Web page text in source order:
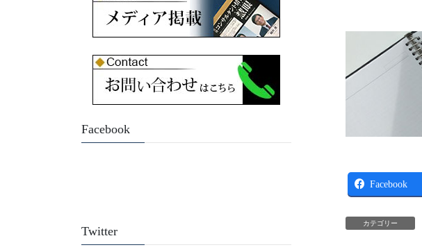
Facebook
カテゴリー
Facebook
Twitter